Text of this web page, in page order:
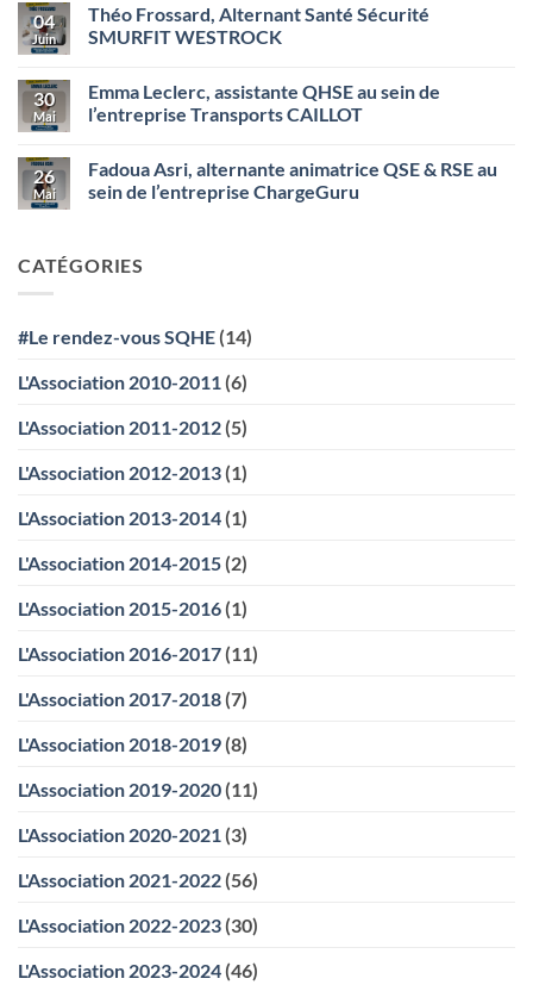
chez
CRISTAL
UNION
sur
Kathleen
VUAILLAT,
au
sein
de
Transport
04
Juin
Théo Frossard, Alternant Santé Sécurité
SMURFIT WESTROCK
sur
Théo
Frossard,
Sécurité
SMURFIT
WESTROCK
30
Mai
Emma Leclerc, assistante QHSE au sein de
l’entreprise Transports CAILLOT
sur
Emma
Leclerc,
sein
de
26
Mai
Fadoua Asri, alternante animatrice QSE & RSE au
sein de l’entreprise ChargeGuru
Fadoua
Asri,
&
sein
ChargeGuru
CATÉGORIES
#Le rendez-vous SQHE (14)
L'Association 2010-2011 (6)
L'Association 2011-2012 (5)
L'Association 2012-2013 (1)
L'Association 2013-2014 (1)
L'Association 2014-2015 (2)
L'Association 2015-2016 (1)
L'Association 2016-2017 (11)
L'Association 2017-2018 (7)
L'Association 2018-2019 (8)
L'Association 2019-2020 (11)
L'Association 2020-2021 (3)
L'Association 2021-2022 (56)
L'Association 2022-2023 (30)
L'Association 2023-2024 (46)